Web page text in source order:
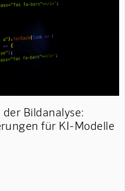
Bildanalyse:
für KI-Modelle